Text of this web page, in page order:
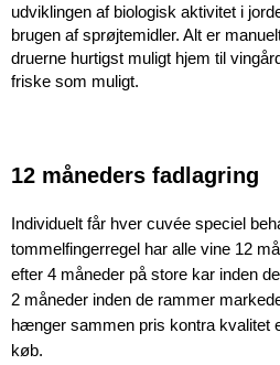
udviklingen af biologisk aktivitet i
brugen af sprøjtemidler. Alt er
druerne hurtigst muligt hjem til
friske som muligt.
12 måneders fadlagring
Individuelt får hver cuvée speciel
tommelfingerregel har alle vine 12
efter 4 måneder på store kar inden
2 måneder inden de rammer
hænger sammen pris kontra kvalitet
køb.